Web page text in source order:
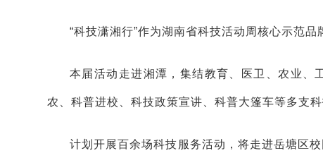
“科技潇湘行”作为湖南省科技活动周核心示范
本届活动走进湘潭，集结教育、医卫、农业、
农、科普进校、科技政策宣讲、科普大篷车等多支科
计划开展百余场科技服务活动，将走进岳塘区